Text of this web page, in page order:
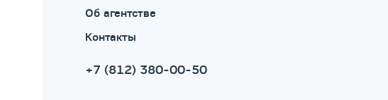
Об агентстве
Контакты
+7 (812) 380-00-50